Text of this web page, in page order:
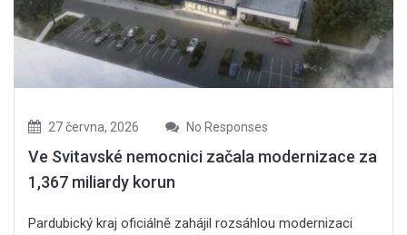
27 června, 2026 No Responses
Ve Svitavské nemocnici začala modernizace za
1,367 miliardy korun
Pardubický kraj oficiálně zahájil rozsáhlou modernizaci